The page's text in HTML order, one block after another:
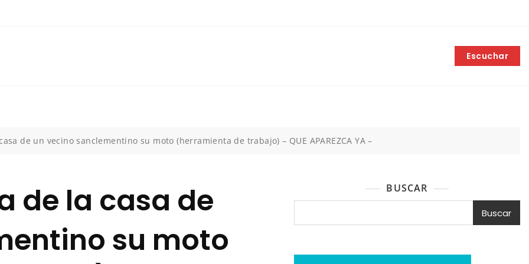
Escuchar
de un vecino sanclementino su moto (herramienta de trabajo) – QUE APAREZCA YA –
de la casa de
su moto
BUSCAR
Buscar